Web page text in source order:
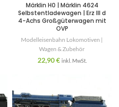
Märklin H0 | Märklin 4624
Selbstentladewagen | Erz III d
4-Achs Großgüterwagen mit
OVP
Modelleisenbahn Lokomotiven |
Wagen & Zubehör
22,90€ inkl. MwSt.